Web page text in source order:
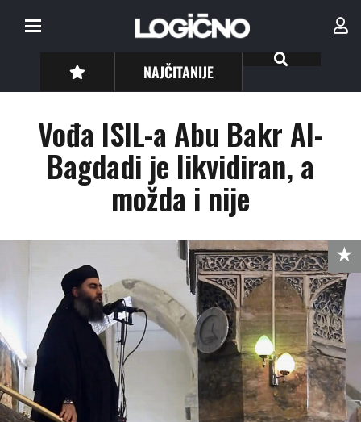
NAJČITANIJE
Vođa ISIL-a Abu Bakr Al-
Bagdadi je likvidiran, a
možda i nije